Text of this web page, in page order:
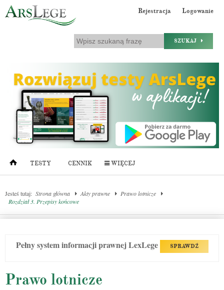
Rejestracja Logowanie
SZUKAJ
TESTY CENNIK WIĘCEJ
Jesteś tutaj: Strona główna Akty prawne
Prawo lotnicze
Rozdział 3. Przepisy końcowe
Pełny system informacji prawnej LexLege SPRAWDŹ
Prawo lotnicze